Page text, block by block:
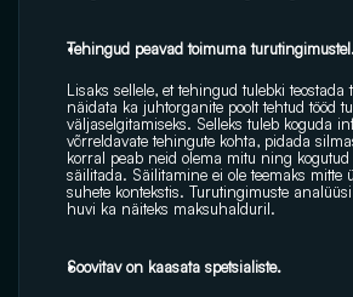
Tehingud peavad toimuma
Lisaks sellele, et tehingud tulebki
näidata ka juhtorganite poolt tehtud tööd
väljaselgitamiseks. Selleks tuleb koguda
võrreldavate tehingute kohta, pidada
korral peab neid olema mitu ning
säilitada. Säilitamine ei ole teemaks mitte
suhete kontekstis. Turutingimuste
huvi ka näiteks maksuhalduril.
Soovitav on kaasata spetsialiste.